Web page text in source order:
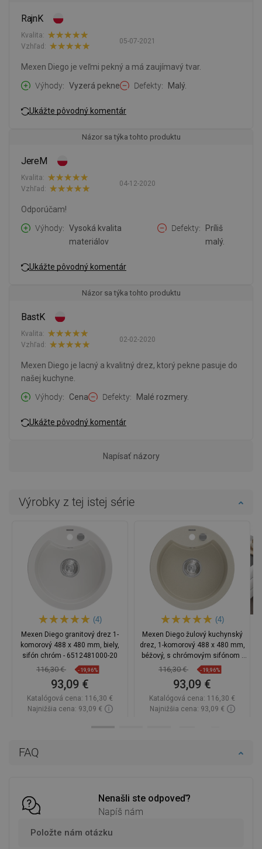
FAQ
Nenašli ste odpoveď?
Napíš nám
Položte nám otázku
RajnK
05-07-2021
Kvalita:
Vzhľad:
Mexen Diego je veľmi pekný a má zaujímavý tvar.
Výhody
Vyzerá pekne Defekty Malý.
Ukážte pôvodný komentár
Názor sa týka tohto produktu
JereM
04-12-2020
Kvalita:
Vzhľad:
Odporúčam!
Výhody
Vysoká kvalita
materiálov
Defekty
Príliš
malý.
Ukážte pôvodný komentár
Názor sa týka tohto produktu
BastK
02-02-2020
Kvalita:
Vzhľad:
Mexen Diego je lacný a kvalitný drez, ktorý pekne pasuje do
našej kuchyne.
Výhody
Cena Defekty Malé rozmery.
Ukážte pôvodný komentár
Napísať názory
Výrobky z tej istej série
(4)
Mexen Diego granitový drez 1-
komorový 488 x 480 mm, biely,
sifón chróm - 6512481000-20
116,30 € -19,96%
93,09 €
Katalógová cena: 116,30 €
Najnižšia cena: 93,09 €
(4)
Mexen Diego žulový kuchynský
drez, 1-komorový 488 x 480 mm,
béžový, s chrómovým sifónom -
6512481000-69
116,30 € -19,96%
93,09 €
Katalógová cena: 116,30 €
Najnižšia cena: 93,09 €